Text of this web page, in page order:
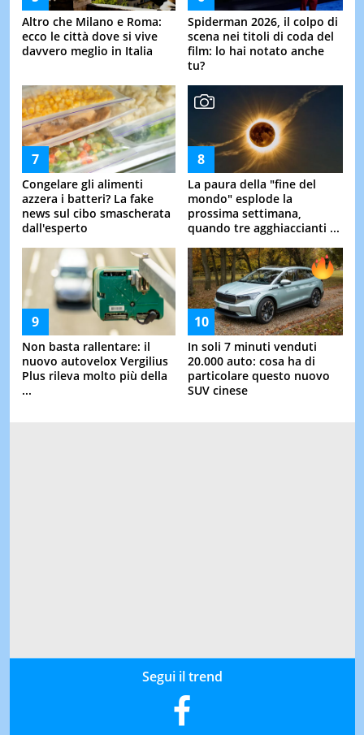
Altro che Milano e Roma:
ecco le città dove si vive
davvero meglio in Italia
Spiderman 2026, il colpo di
scena nei titoli di coda del
film: lo hai notato anche
tu?
Congelare gli alimenti
azzera i batteri? La fake
news sul cibo smascherata
dall'esperto
La paura della "fine del
mondo" esplode la
prossima settimana,
quando tre agghiaccianti ...
Non basta rallentare: il
nuovo autovelox Vergilius
Plus rileva molto più della
...
In soli 7 minuti venduti
20.000 auto: cosa ha di
particolare questo nuovo
SUV cinese
Segui il trend